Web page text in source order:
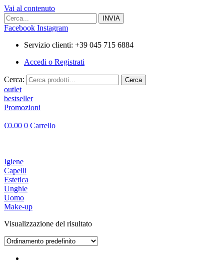
Vai al contenuto
Facebook Instagram
Servizio clienti: +39 045 715 6884
Accedi o Registrati
Cerca: Cerca
outlet
bestseller
Promozioni
€0.00 0 Carrello
Igiene
Capelli
Estetica
Unghie
Uomo
Make-up
Visualizzazione del risultato